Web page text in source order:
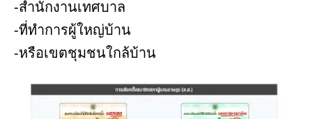
-สำนักงานเทศบาล
-ที่ทำการผู้ใหญ่บ้าน
-หรือเขตชุมชนใกล้บ้าน